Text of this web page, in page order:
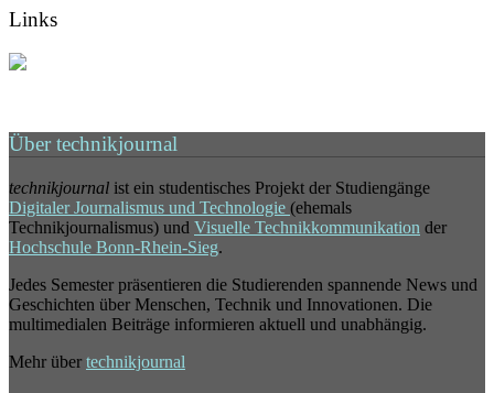
Links
Über technikjournal
technikjournal ist ein studentisches Projekt der Studiengänge
Digitaler Journalismus und Technologie (ehemals
Technikjournalismus) und Visuelle Technikkommunikation der
Hochschule Bonn-Rhein-Sieg.
Jedes Semester präsentieren die Studierenden spannende News und
Geschichten über Menschen, Technik und Innovationen. Die
multimedialen Beiträge informieren aktuell und unabhängig.
Mehr über technikjournal